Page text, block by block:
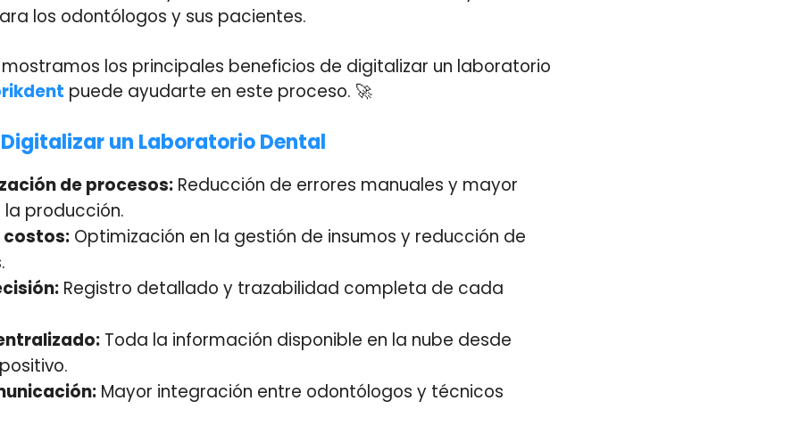
los odontólogos y sus pacientes.
los principales beneficios de digitalizar un laboratorio
puede ayudarte en este proceso. 🚀
Digitalizar un Laboratorio Dental
de procesos: Reducción de errores manuales y mayor
producción.
costos: Optimización en la gestión de insumos y reducción de
Registro detallado y trazabilidad completa de cada
Toda la información disponible en la nube desde
Mayor integración entre odontólogos y técnicos